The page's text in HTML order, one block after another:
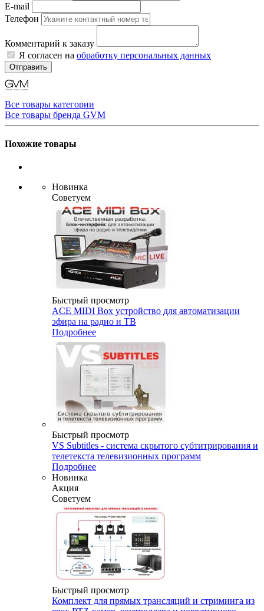
E-mail
Телефон
Комментарий к заказу
Я согласен на обработку персональных данных
Отправить
Все товары категории
Все товары бренда GVM
Похожие товары
Новинка
Советуем
Быстрый просмотр
ACE MIDI Box устройство для автоматизации
эфира на радио и ТВ
Подробнее
Быстрый просмотр
VS Subtitles - система скрытого субтитрирования и
телетекста телевизионных программ
Подробнее
Новинка
Акция
Советуем
Быстрый просмотр
Комплект для прямых трансляций и стриминга из